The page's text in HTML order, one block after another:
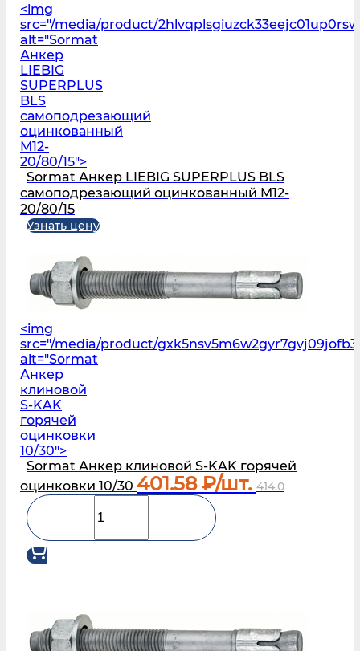
<img
src="/media/product/
alt="Sormat
Анкер
LIEBIG
SUPERPLUS
BLS
самоподрезающий
оцинкованный
M12-
20/80/15">
Sormat Анкер LIEBIG SUPERPLUS BLS
самоподрезающий оцинкованный M12-
20/80/15
Узнать цену
<img
src="/media/product/
alt="Sormat
Анкер
клиновой
S‑KAK
горячей
оцинковки
10/30">
Sormat Анкер клиновой S‑KAK горячей
оцинковки 10/30 401.58₽/шт. 414.0